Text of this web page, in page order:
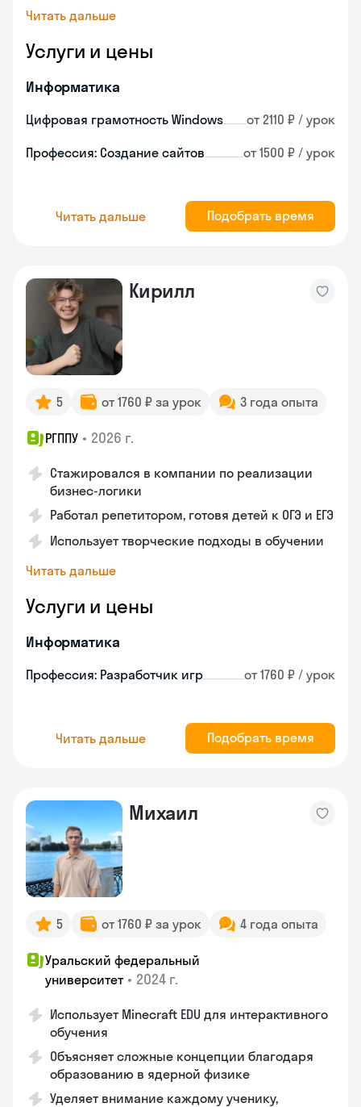
Читать дальше
Услуги и цены
Информатика
Цифровая грамотность Windows от 2110 ₽ / урок
Профессия: Создание сайтов от 1500 ₽ / урок
Читать дальше Подобрать время
Кирилл
5 от 1760 ₽ за урок 3 года опыта
РГППУ • 2026 г.
Стажировался в компании по реализации
бизнес-логики
Работал репетитором, готовя детей к ОГЭ и ЕГЭ
Использует творческие подходы в обучении
Читать дальше
Услуги и цены
Информатика
Профессия: Разработчик игр от 1760 ₽ / урок
Читать дальше Подобрать время
Михаил
5 от 1760 ₽ за урок 4 года опыта
Уральский федеральный
университет • 2024 г.
Использует Minecraft EDU для интерактивного
обучения
Объясняет сложные концепции благодаря
образованию в ядерной физике
Уделяет внимание каждому ученику,